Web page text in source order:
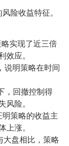
险收益特征。
略实现了近三倍
效应。
说明策略在时间
，回撤控制得
风险。
明策略的收益主
上涨。
大盘相比，策略